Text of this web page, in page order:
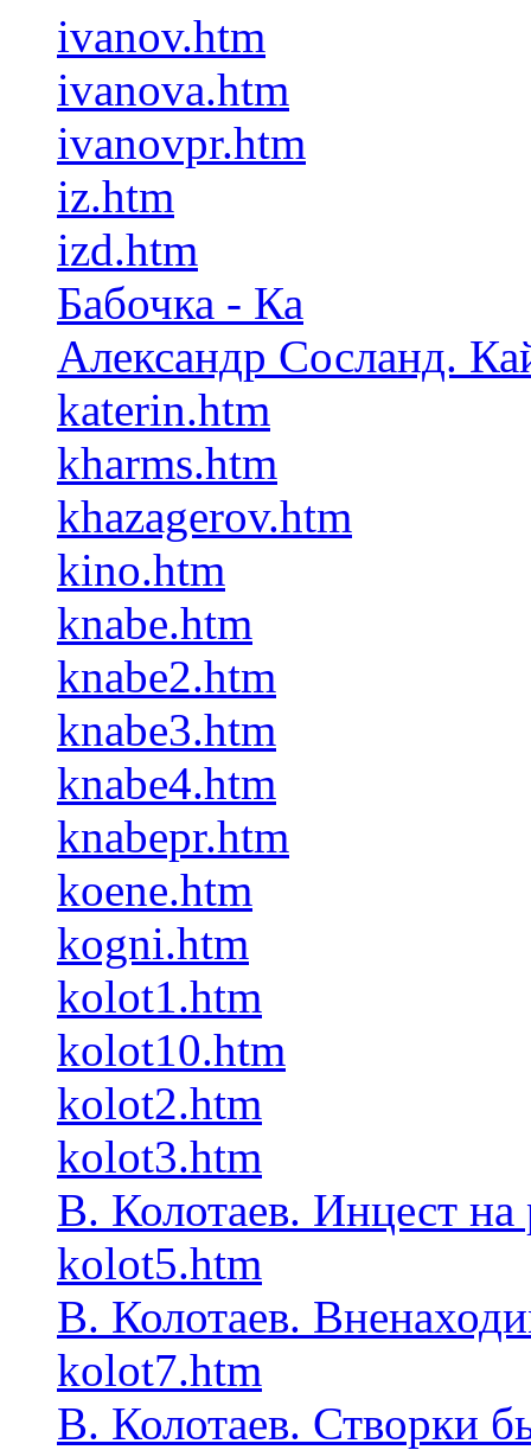
ivanov.htm
ivanova.htm
ivanovpr.htm
iz.htm
izd.htm
Бабочка - Ка
Александр Сосланд.
katerin.htm
kharms.htm
khazagerov.htm
kino.htm
knabe.htm
knabe2.htm
knabe3.htm
knabe4.htm
knabepr.htm
koene.htm
kogni.htm
kolot1.htm
kolot10.htm
kolot2.htm
kolot3.htm
В. Колотаев. Инцест на
kolot5.htm
В. Колотаев.
kolot7.htm
В. Колотаев. Створки